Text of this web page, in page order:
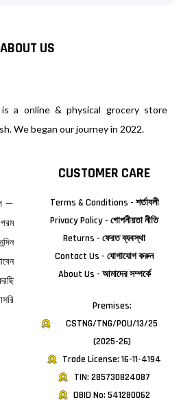
ABOUT US
a online & physical grocery store
We began our journey in 2022.
—
CUSTOMER CARE
Terms & Conditions - শর্তাবলী
Privacy Policy - গোপনীয়তা নীতি
Returns - ফেরত ব্যবস্থা
Contact Us - যোগাযোগ করুন
About Us - আমাদের সম্পর্কে
Premises:
CSTNG/TNG/POU/13/25
(2025-26)
Trade License: 16-11-4194
TIN: 285730824087
DBID No: 541280062